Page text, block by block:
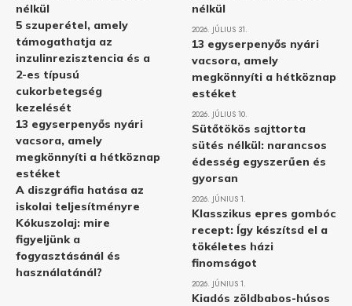
nélkül
5 szuperétel, amely
támogathatja az
inzulinrezisztencia és a
2-es típusú
cukorbetegség
kezelését
13 egyserpenyős nyári
vacsora, amely
megkönnyíti a hétköznap
estéket
A diszgráfia hatása az
iskolai teljesítményre
Kókuszolaj: mire
figyeljünk a
fogyasztásánál és
használatánál?
nélkül
2026. JÚLIUS 31.
13 egyserpenyős nyári
vacsora, amely
megkönnyíti a hétköznap
estéket
2026. JÚLIUS 10.
Sütőtökös sajttorta
sütés nélkül: narancsos
édesség egyszerűen és
gyorsan
2026. JÚNIUS 1.
Klasszikus epres gombóc
recept: Így készítsd el a
tökéletes házi
finomságot
2026. JÚNIUS 1.
Kiadós zöldbabos-húsos